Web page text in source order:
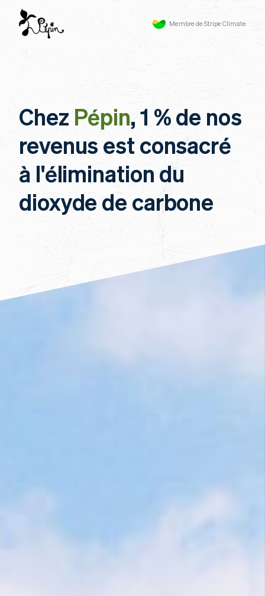
Membre de Stripe Climate
Chez Pépin, 1 % de nos
revenus est consacré
à l'élimination du
dioxyde de carbone